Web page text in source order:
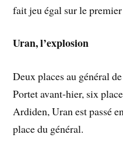
fait jeu égal sur le
Uran, l’explosion
Deux places au général
Portet avant-hier, six
Ardiden, Uran est passé
place du général.